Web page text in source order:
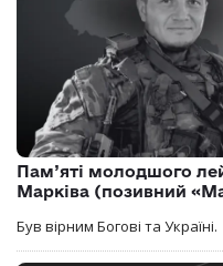
Пам’яті молодшого
Марківа (позивний
Був вірним Богові та Україні.